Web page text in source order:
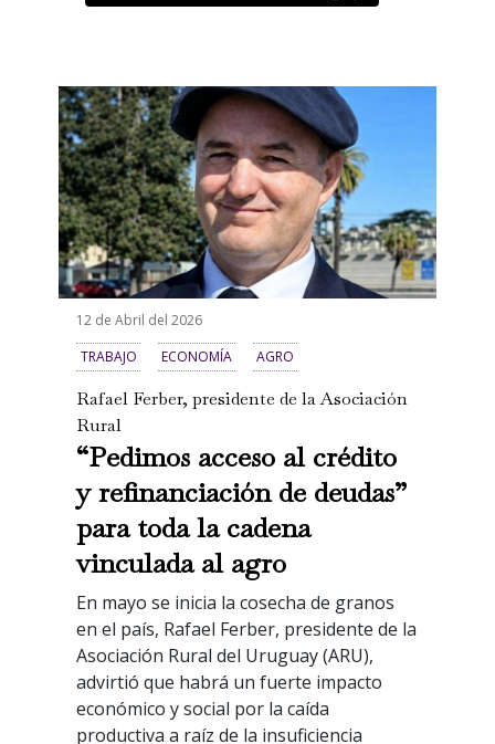
12 de Abril del 2026
TRABAJO
ECONOMÍA AGRO
Rafael Ferber, presidente de la Asociación
Rural
“Pedimos acceso al crédito
y refinanciación de deudas”
para toda la cadena
vinculada al agro
En mayo se inicia la cosecha de granos
en el país, Rafael Ferber, presidente de la
Asociación Rural del Uruguay (ARU),
advirtió que habrá un fuerte impacto
económico y social por la caída
productiva a raíz de la insuficiencia